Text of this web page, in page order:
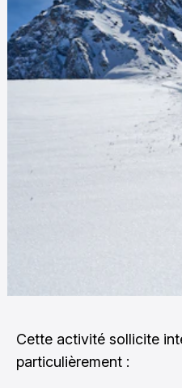
Cette activité sollicite
particulièrement :